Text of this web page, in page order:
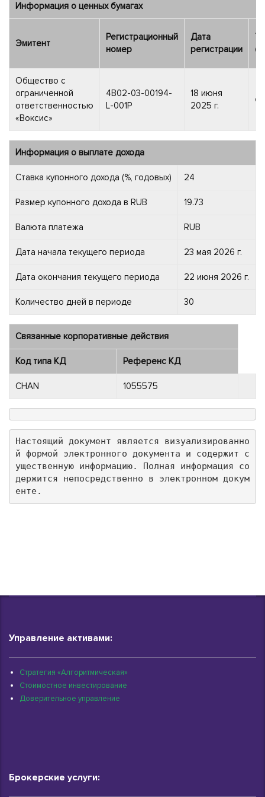
Информация о ценных бумагах
Эмитент
Регистрационный
номер
Дата
регистрации
Общество с
ограниченной
ответственностью
«Воксис»
4B02-03-00194-
L-001P
18 июня
2025 г.
Информация о выплате дохода
Ставка купонного дохода (%, годовых) 24
Размер купонного дохода в RUB 19.73
Валюта платежа RUB
Дата начала текущего периода 23 мая 2026 г.
Дата окончания текущего периода 22 июня 2026 г.
Количество дней в периоде 30
Связанные корпоративные действия
Код типа КД Референс КД
CHAN 1055575
Настоящий документ является визуализированно
й формой электронного документа и содержит с
ущественную информацию. Полная информация со
держится непосредственно в электронном докум
енте.
Управление активами:
Стратегия «Алгоритмическая»
Стоимостное инвестирование
Доверительное управление
Брокерские услуги: